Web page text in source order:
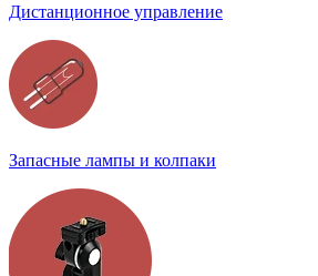
Дистанционное управление
Запасные лампы и колпаки